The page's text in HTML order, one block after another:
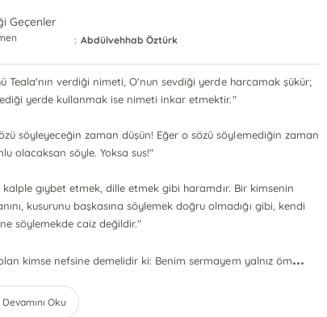
Geçenler
: Abdülvehhab Öztürk
Teala'nın verdiği nimeti, O'nun sevdiği yerde harcamak şükür;
yerde kullanmak ise nimeti inkar etmektir."
söyleyeceğin zaman düşün! Eğer o sözü söylemediğin zaman
olacaksan söyle. Yoksa sus!"
kalple gıybet etmek, dille etmek gibi haramdır. Bir kimsenin
kusurunu başkasına söylemek doğru olmadığı gibi, kendi
söylemekde caiz değildir."
kimse nefsine demelidir ki: Benim sermayem yalnız öm...
Devamını Oku